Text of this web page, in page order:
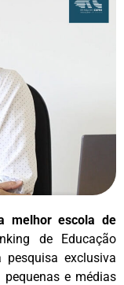
melhor escola de
de Educação
exclusiva
e médias